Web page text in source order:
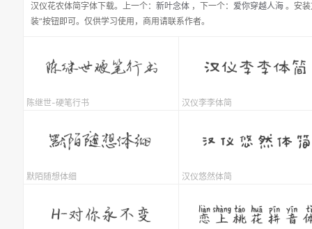
汉仪花农体简字体下载。 上一个： 新叶念体 ， 下一个： 爱你穿越人海 。安
装”按钮即可。仅供学习使用，商用请联系作者。
陈继世-硬笔行书 汉仪李李体简
默陌随想体细 汉仪悠然体简